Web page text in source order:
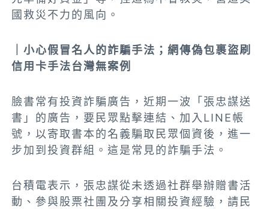
國救災不力的風向。
｜小心假冒名人的詐騙手法；網傳偽包裹盜刷
信用卡手法台灣無案例
臉書常有投資詐騙廣告，近期一波「張忠謀送
書」的廣告，要民眾點擊連結、加入LINE帳
號，以寄取書本的名義騙取民眾個資後，進一
步加到投資群組。這是常見的詐騙手法。
台積電表示，張忠謀從未透過社群舉辦贈書活
動、參與股票社團及分享相關投資經驗，請民